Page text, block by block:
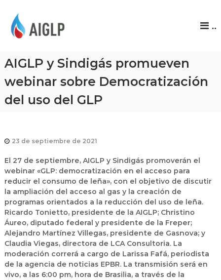
P
..
AIGLP y Sindigás promueven
webinar sobre Democratización
del uso del GLP
23 de septiembre de 2021
El 27 de septiembre, AIGLP y Sindigás promoverán el
webinar «GLP: democratización en el acceso para
reducir el consumo de leña», con el objetivo de discutir
la ampliación del acceso al gas y la creación de
programas orientados a la reducción del uso de leña.
Ricardo Tonietto, presidente de la AIGLP; Christino
Áureo, diputado federal y presidente de la Freper;
Alejandro Martínez Villegas, presidente de Gasnova; y
Claudia Viegas, directora de LCA Consultoria. La
moderación correrá a cargo de Larissa Fafá, periodista
de la agencia de noticias EPBR. La transmisión será en
vivo, a las 6:00 pm, hora de Brasilia, a través de la